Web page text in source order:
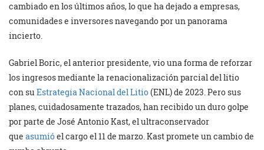
cambiado en los últimos años, lo que ha dejado a empresas,
comunidades e inversores navegando por un panorama
incierto.
Gabriel Boric, el anterior presidente, vio una forma de reforzar
los ingresos mediante la renacionalización parcial del litio
con su Estrategia Nacional del Litio(ENL) de 2023. Pero sus
planes, cuidadosamente trazados, han recibido un duro golpe
por parte de José Antonio Kast, el ultraconservador
que asumióel cargo el 11 de marzo. Kast promete un cambio de